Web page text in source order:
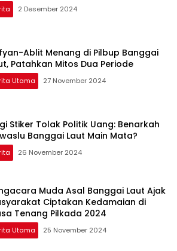
2 Desember 2024
Ablit Menang di Pilbup Banggai
Patahkan Mitos Dua Periode
Utama 27 November 2024
Stiker Tolak Politik Uang: Benarkah
Banggai Laut Main Mata?
26 November 2024
Muda Asal Banggai Laut Ajak
Ciptakan Kedamaian di
Tenang Pilkada 2024
Utama 25 November 2024